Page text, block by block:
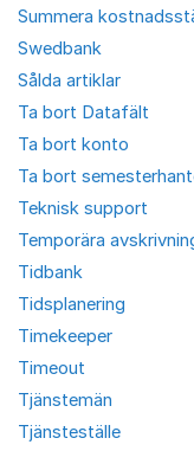
Summera
Swedbank
Sålda artiklar
Ta bort Datafält
Ta bort konto
Ta bort
Teknisk support
Temporära
Tidbank
Tidsplanering
Timekeeper
Timeout
Tjänstemän
Tjänsteställe